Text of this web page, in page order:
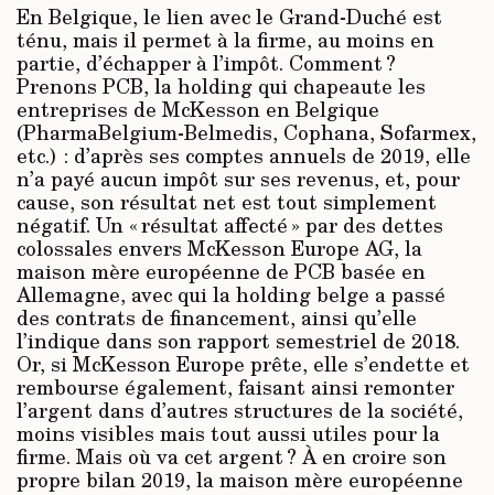
En Belgique, le lien avec le Grand-Duché est
ténu, mais il permet à la firme, au moins en
partie, d’échapper à l’impôt. Comment ?
Prenons PCB, la holding qui chapeaute les
entreprises de McKesson en Belgique
(PharmaBelgium-Belmedis, Cophana, Sofarmex,
etc.) : d’après ses comptes annuels de 2019, elle
n’a payé aucun impôt sur ses revenus, et, pour
cause, son résultat net est tout simplement
négatif. Un « résultat affecté » par des dettes
colossales envers McKesson Europe AG, la
maison mère européenne de PCB basée en
Allemagne, avec qui la holding belge a passé
des contrats de financement, ainsi qu’elle
l’indique dans son rapport semestriel de 2018.
Or, si McKesson Europe prête, elle s’endette et
rembourse également, faisant ainsi remonter
l’argent dans d’autres structures de la société,
moins visibles mais tout aussi utiles pour la
firme. Mais où va cet argent ? À en croire son
propre bilan 2019, la maison mère européenne